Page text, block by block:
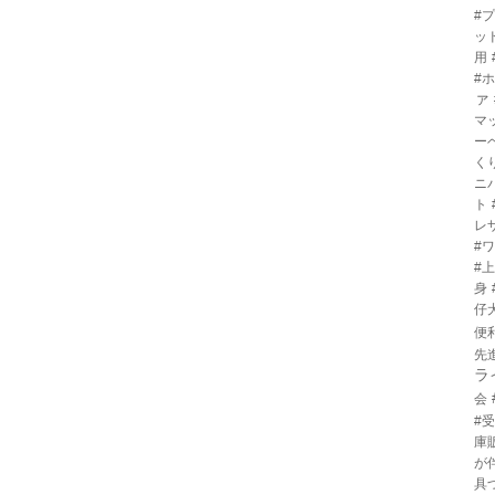
#
ッ
用
#
ァ
マ
ー
く
ニ
ト
レ
#
#
身
仔
便
先
ラ
会
#
庫
が
具